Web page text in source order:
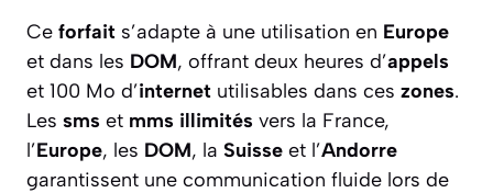
Ce forfait s’adapte à une utilisation en Europe
et dans les DOM, offrant deux heures d’appels
et 100 Mo d’internet utilisables dans ces zones.
Les sms et mms illimités vers la France,
l’Europe, les DOM, la Suisse et l’Andorre
garantissent une communication fluide lors de